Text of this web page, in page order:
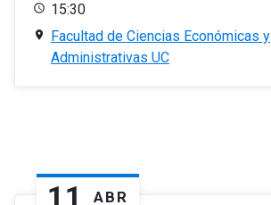
15:30
Facultad de Ciencias Económicas y
Administrativas UC
11 ABR